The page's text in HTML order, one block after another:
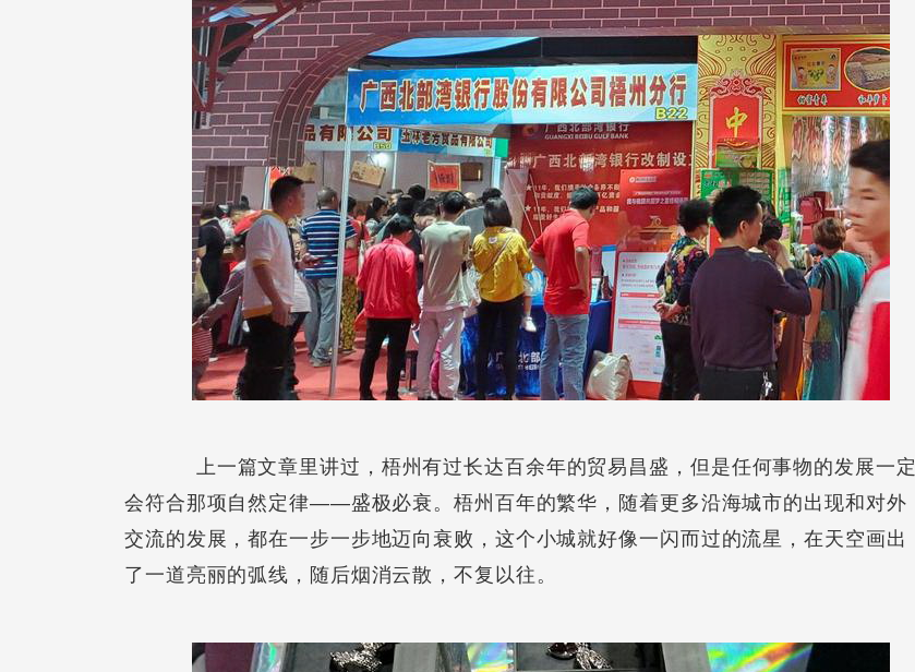
上一篇文章里讲过，梧州有过长达百余年的贸易昌盛，但是任何事物的发展一定
会符合那项自然定律——盛极必衰。梧州百年的繁华，随着更多沿海城市的出现和对外
交流的发展，都在一步一步地迈向衰败，这个小城就好像一闪而过的流星，在天空画出
了一道亮丽的弧线，随后烟消云散，不复以往。